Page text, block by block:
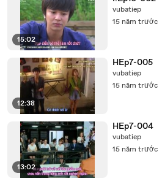
15:02
vubatiep
15 năm trước
12:38
HEp7-005
vubatiep
15 năm trước
13:02
HEp7-004
vubatiep
15 năm trước